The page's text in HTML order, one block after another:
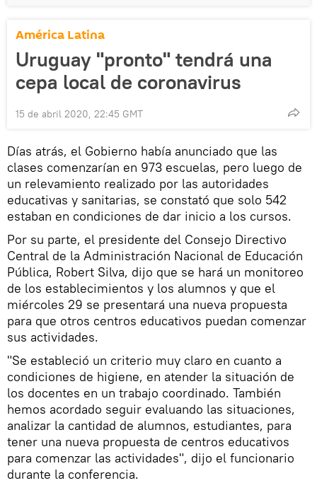
América Latina
Uruguay "pronto" tendrá una
cepa local de coronavirus
15 de abril 2020, 22:45 GMT
Días atrás, el Gobierno había anunciado que las
clases comenzarían en 973 escuelas, pero luego de
un relevamiento realizado por las autoridades
educativas y sanitarias, se constató que solo 542
estaban en condiciones de dar inicio a los cursos.
Por su parte, el presidente del Consejo Directivo
Central de la Administración Nacional de Educación
Pública, Robert Silva, dijo que se hará un monitoreo
de los establecimientos y los alumnos y que el
miércoles 29 se presentará una nueva propuesta
para que otros centros educativos puedan comenzar
sus actividades.
"Se estableció un criterio muy claro en cuanto a
condiciones de higiene, en atender la situación de
los docentes en un trabajo coordinado. También
hemos acordado seguir evaluando las situaciones,
analizar la cantidad de alumnos, estudiantes, para
tener una nueva propuesta de centros educativos
para comenzar las actividades", dijo el funcionario
durante la conferencia.